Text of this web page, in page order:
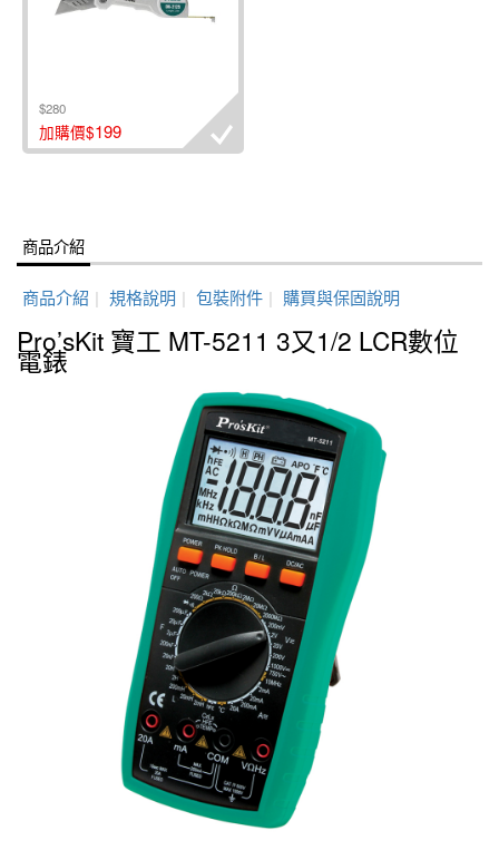
$280
加購價$199
商品介紹
商品介紹 | 規格說明 | 包裝附件 | 購買與保固說明
Pro’sKit 寶工 MT-5211 3又1/2 LCR數位
電錶